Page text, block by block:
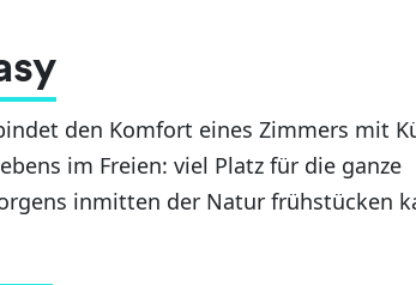
den Komfort eines Zimmers mit
im Freien: viel Platz für die ganze
inmitten der Natur frühstücken